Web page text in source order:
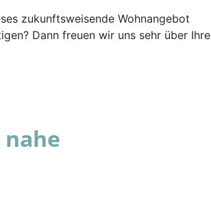
zukunftsweisende Wohnangebot
Dann freuen wir uns sehr über Ihre